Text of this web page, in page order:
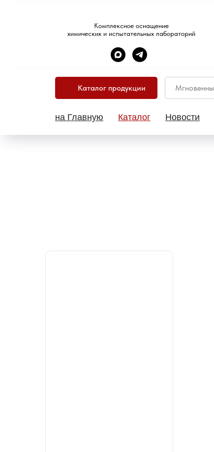
Комплексное оснащение
химических и испытательных лабораторий
Каталог продукции
на Главную Каталог Новости